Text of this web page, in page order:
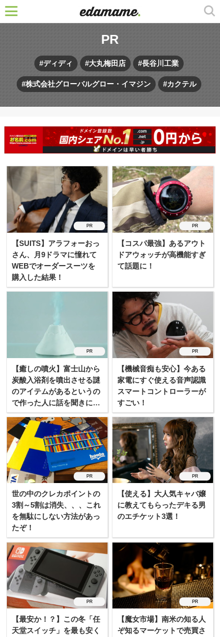
PR
ディディ 大丸梅田店 長谷川工業
株式会社グローバルグロー・イマジン カクテル
【SUITS】アラフォーおっ
さん、月9ドラマに憧れて
WEBでオーダースーツを
購入した結果！
PR
【コスパ最強】あるアウト
ドアウォッチが高機能すぎ
て話題に！
PR
【癒しの噴火】富士山から
炭酸入浴剤を噴出させる謎
のアイテムがあるというの
で作った人に話を聞きに行
ってみたぞ！
PR
【機械音痴も安心】今ある
家電にすぐ使える音声認識
スマートコントローラーが
すごい！
PR
世の中のクレカポイントの
3割～5割は消失、、、これ
を無駄にしない方法があっ
たぞ！
PR
【使える】大人気キャバ嬢
に教えてもらったデキる男
のエチケット3選！
PR
【最安か！？】この冬「任
天堂スイッチ」を最も安く
PR
【魔女市場】南米の知る人
ぞ知るマーケットで売買さ
PR